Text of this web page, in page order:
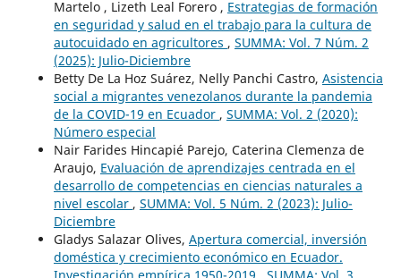
Martelo , Lizeth Leal Forero , Estrategias de formación
en seguridad y salud en el trabajo para la cultura de
autocuidado en agricultores , SUMMA: Vol. 7 Núm. 2
(2025): Julio-Diciembre
Betty De La Hoz Suárez, Nelly Panchi Castro, Asistencia
social a migrantes venezolanos durante la pandemia
de la COVID-19 en Ecuador , SUMMA: Vol. 2 (2020):
Número especial
Nair Farides Hincapié Parejo, Caterina Clemenza de
Araujo, Evaluación de aprendizajes centrada en el
desarrollo de competencias en ciencias naturales a
nivel escolar , SUMMA: Vol. 5 Núm. 2 (2023): Julio-
Diciembre
Gladys Salazar Olives, Apertura comercial, inversión
doméstica y crecimiento económico en Ecuador.